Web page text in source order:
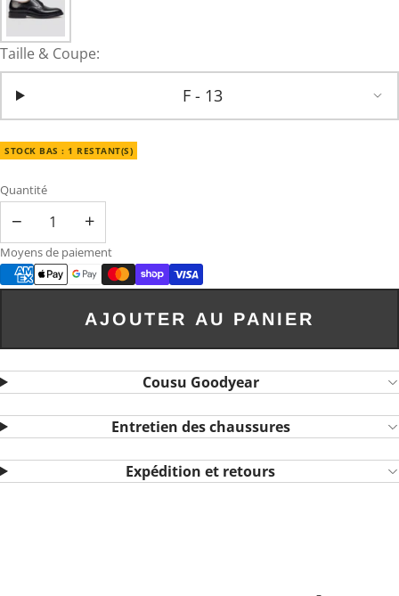
Taille & Coupe:
F - 13
STOCK BAS : 1 RESTANT(S)
Quantité
− +
Moyens de paiement
AJOUTER AU PANIER
Cousu Goodyear
Entretien des chaussures
Expédition et retours